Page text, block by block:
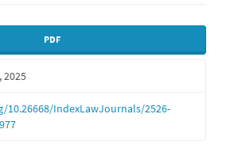
PDF
2025
IndexLawJournals/2526-